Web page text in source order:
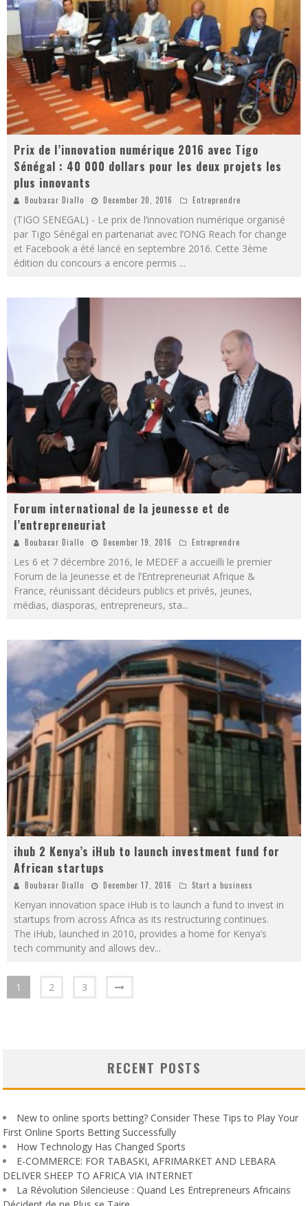
Prix de l’innovation numérique 2016 avec Tigo
Sénégal : 40 000 dollars pour les deux projets les
plus innovants
Boubacar Diallo December 20, 2016 Entreprendre
(TIGO SENEGAL) - Le prix de l’innovation numérique organisé
par Tigo Sénégal en partenariat avec l’ONG Reach for change
et Facebook a été lancé en septembre 2016. Cette 3ème
édition du concours a encore permis ...
Forum international de la jeunesse et de
l’entrepreneuriat
Boubacar Diallo December 19, 2016 Entreprendre
Les 6 et 7 décembre 2016, le MEDEF a accueilli le premier
Forum de la Jeunesse et de l’Entrepreneuriat Afrique &
France, réunissant décideurs publics et privés, jeunes,
médias, diasporas, entrepreneurs, sta...
ihub 2 Kenya’s iHub to launch investment fund for
African startups
Boubacar Diallo December 17, 2016 Start a business
Kenyan innovation space iHub is to launch a fund to invest in
startups from across Africa as its restructuring continues.
The iHub, launched in 2010, provides a home for Kenya’s
tech community and allows dev...
1 2 3
RECENT POSTS
New to online sports betting? Consider These Tips to Play Your
First Online Sports Betting Successfully
How Technology Has Changed Sports
E-COMMERCE: FOR TABASKI, AFRIMARKET AND LEBARA
DELIVER SHEEP TO AFRICA VIA INTERNET
La Révolution Silencieuse : Quand Les Entrepreneurs Africains